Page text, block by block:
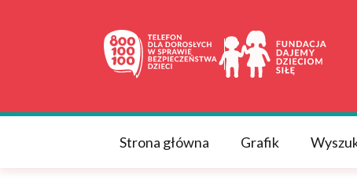
Strona główna Grafik